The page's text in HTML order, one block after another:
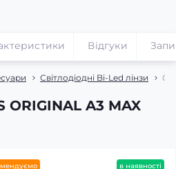
Світлодіодні Bi-Led лінзи
ORIGINAL A3 MAX
Відгуки
в наявності